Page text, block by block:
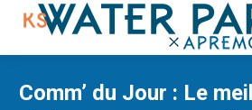
Comm’ du Jour : Le